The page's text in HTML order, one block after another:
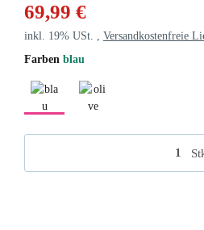
69,99 €
inkl. 19% USt. , Versandkostenfreie
Farben blau